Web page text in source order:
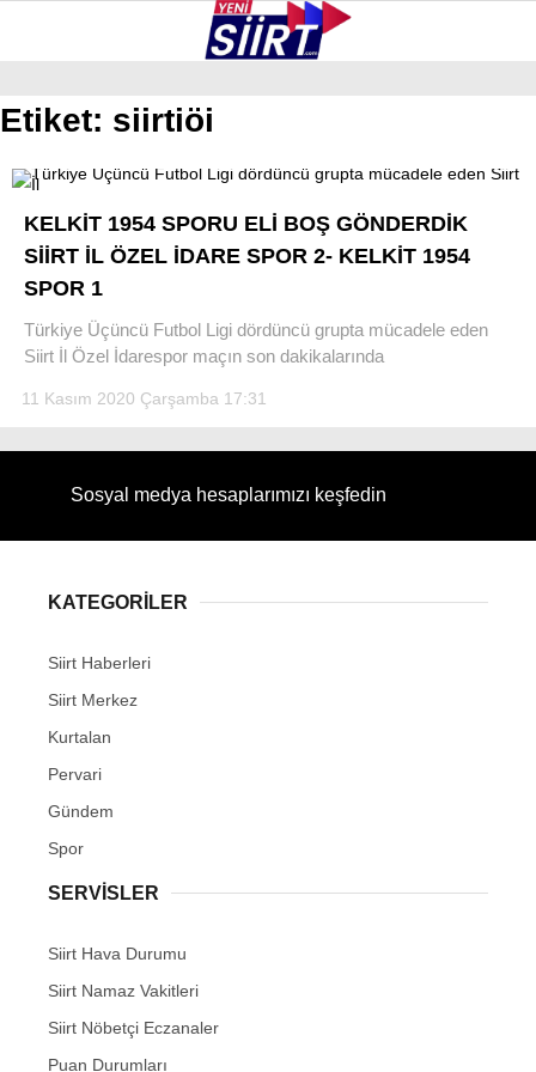
GALERİ VİDEO YAZARLAR
ERUH
BAYKAN
PERVARI
ŞIRVAN
GÜNDEM
Etiket: siirtiöi
KELKİT 1954 SPORU ELİ BOŞ GÖNDERDİK
SİİRT İL ÖZEL İDARE SPOR 2- KELKİT 1954
SPOR 1
Türkiye Üçüncü Futbol Ligi dördüncü grupta mücadele eden
Siirt İl Özel İdarespor maçın son dakikalarında
11 Kasım 2020 Çarşamba 17:31
Sosyal medya hesaplarımızı keşfedin
KATEGORİLER
Siirt Haberleri
Siirt Merkez
Kurtalan
Pervari
Gündem
Spor
SERVİSLER
Siirt Hava Durumu
Siirt Namaz Vakitleri
Siirt Nöbetçi Eczanaler
Puan Durumları